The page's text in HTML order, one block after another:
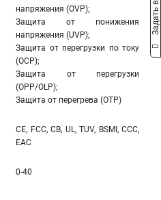
напряжения (OVP);
Защита от понижения
напряжения (UVP);
Защита от перегрузки по току
(OCP);
Защита от перегрузки
(OPP/OLP);
Защита от перегрева (OTP)
CE, FCC, CB, UL, TUV, BSMI, CCC,
EAC
0-40